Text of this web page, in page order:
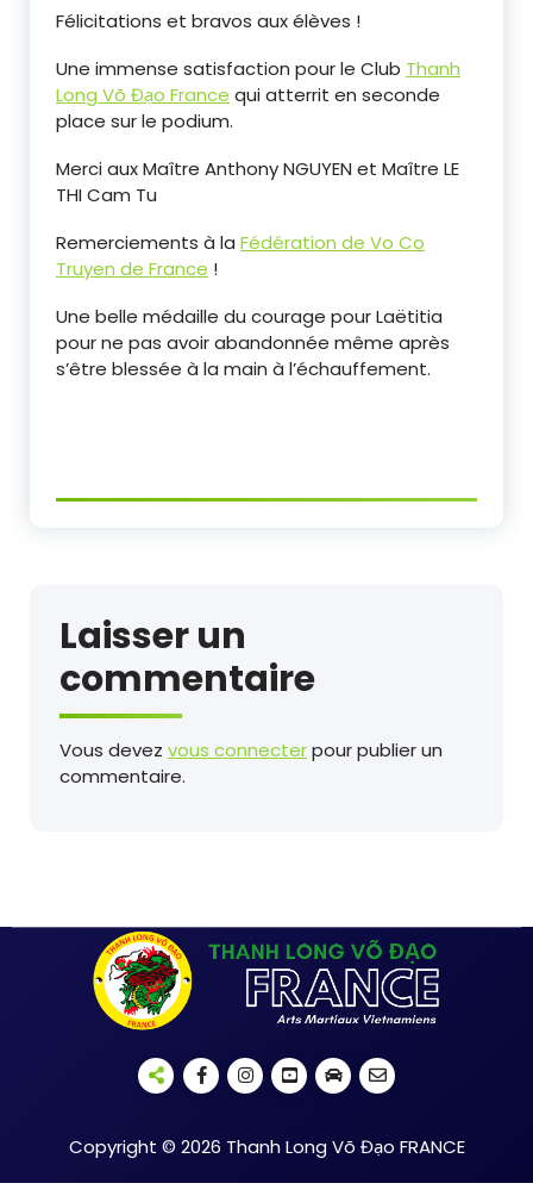
Félicitations et bravos aux élèves !
Une immense satisfaction pour le Club Thanh
Long Võ Đạo France qui atterrit en seconde
place sur le podium.
Merci aux Maître Anthony NGUYEN et Maître LE
THI Cam Tu
Remerciements à la Fédération de Vo Co
Truyen de France !
Une belle médaille du courage pour Laëtitia
pour ne pas avoir abandonnée même après
s’être blessée à la main à l’échauffement.
Laisser un
commentaire
Vous devez vous connecterpour publier un
commentaire.
Copyright © 2026 Thanh Long Võ Đạo FRANCE